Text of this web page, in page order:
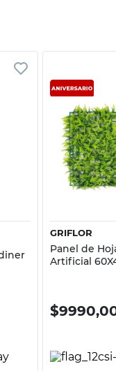
GRIFLOR
Panel de
Artificial
$